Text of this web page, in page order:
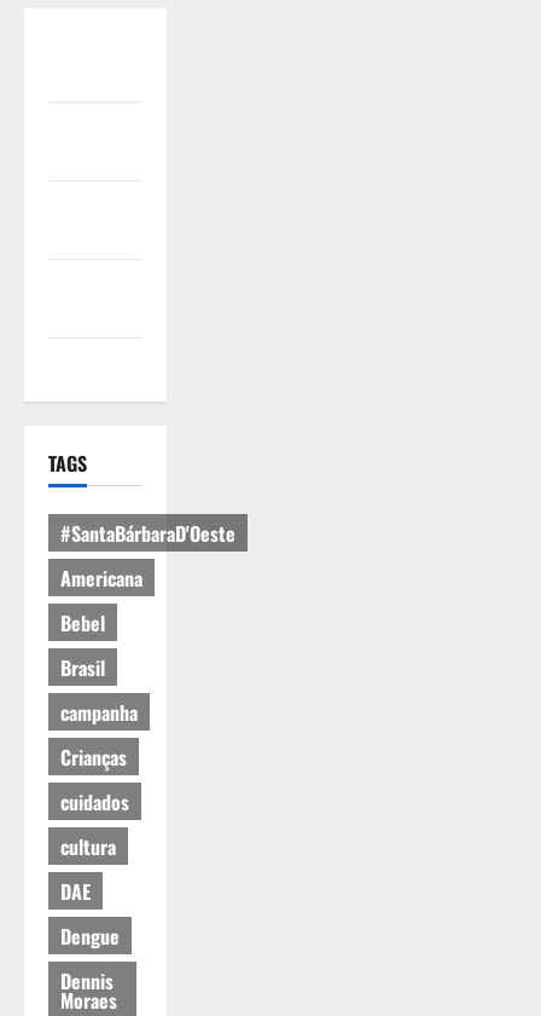
TAGS
#SantaBárbaraD'Oeste
Americana
Bebel
Brasil
campanha
Crianças
cuidados
cultura
DAE
Dengue
Dennis
Moraes